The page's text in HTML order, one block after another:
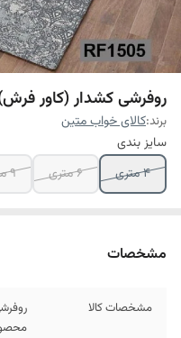
روفرشی کشدار (کاور فرش)
برند:کالای خواب متین
سایز بندی
4 متری
6 متری 9 متری
مشخصات
مشخصات کالا